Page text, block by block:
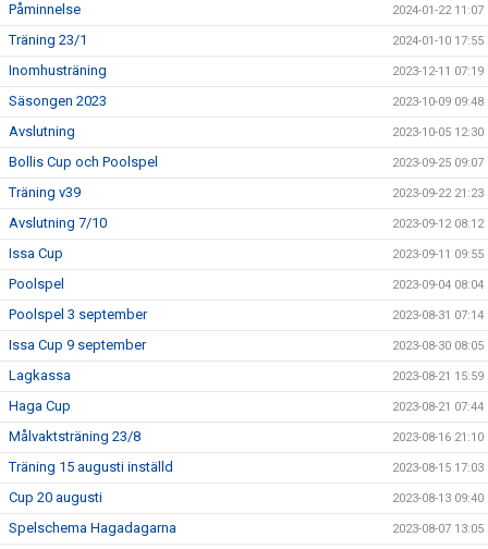
Påminnelse 2024-01-22 11:07
Träning 23/1 2024-01-10 17:55
Inomhusträning 2023-12-11 07:19
Säsongen 2023 2023-10-09 09:48
Avslutning 2023-10-05 12:30
Bollis Cup och Poolspel 2023-09-25 09:07
Träning v39 2023-09-22 21:23
Avslutning 7/10 2023-09-12 08:12
Issa Cup 2023-09-11 09:55
Poolspel 2023-09-04 08:04
Poolspel 3 september 2023-08-31 07:14
Issa Cup 9 september 2023-08-30 08:05
Lagkassa 2023-08-21 15:59
Haga Cup 2023-08-21 07:44
Målvaktsträning 23/8 2023-08-16 21:10
Träning 15 augusti inställd 2023-08-15 17:03
Cup 20 augusti 2023-08-13 09:40
Spelschema Hagadagarna 2023-08-07 13:05